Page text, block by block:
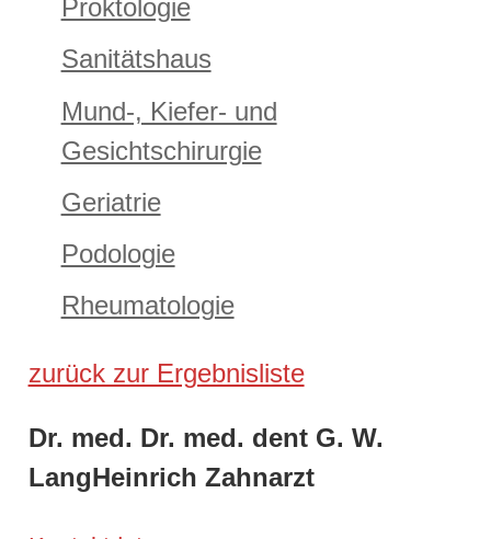
Proktologie
Sanitätshaus
Mund-, Kiefer- und
Gesichtschirurgie
Geriatrie
Podologie
Rheumatologie
zurück zur Ergebnisliste
Dr. med. Dr. med. dent G. W.
LangHeinrich Zahnarzt